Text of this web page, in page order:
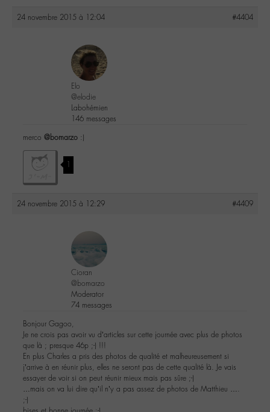
24 novembre 2015 à 12:04 #4404
Elo
@elodie
Labohémien
146 messages
merco @bomarzo :)
1
24 novembre 2015 à 12:29 #4409
Cioran
@bomarzo
Moderator
74 messages
Bonjour Gagoo,
Je ne crois pas avoir vu d’articles sur cette journée avec plus de photos
que là ; presque 46p ;-) !!!
En plus Charles a pris des photos de qualité et malheureusement si
j’arrive à en réunir plus, elles ne seront pas de cette qualité là. Je vais
essayer de voir si on peut réunir mieux mais pas sûre ;-)
…mais on va lui dire qu’il n’y a pas assez de photos de Matthieu ….
;-)